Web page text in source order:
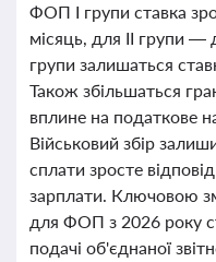
ФОП I групи ставка
місяць, для II групи —
групи залишаться
Також збільшаться
вплине на податкове
Військовий збір
сплати зросте
зарплати. Ключовою
для ФОП з 2026 року
подачі об'єднаної